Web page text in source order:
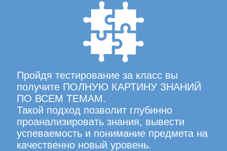
Пройдя тестирование за класс вы
получите ПОЛНУЮ КАРТИНУ ЗНАНИЙ
ПО ВСЕМ ТЕМАМ.
Такой подход позволит глубинно
проанализировать знания, вывести
успеваемость и понимание предмета на
качественно новый уровень.